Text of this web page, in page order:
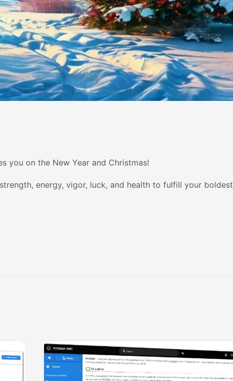
you on the New Year and Christmas!
energy, vigor, luck, and health to fulfill your boldest